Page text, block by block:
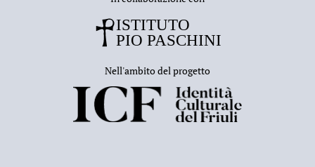
Nell'ambito del progetto